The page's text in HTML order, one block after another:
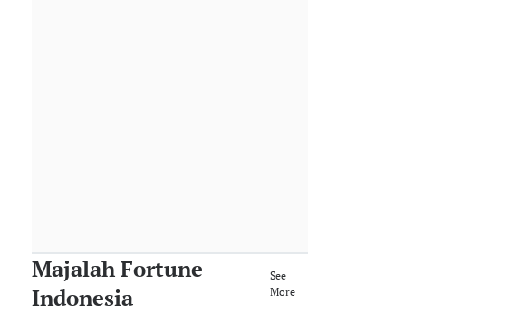
Majalah Fortune
Indonesia
See
More